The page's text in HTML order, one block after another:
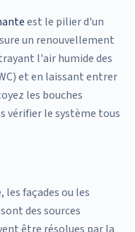
est le pilier d'un
un renouvellement
l'air humide des
et en laissant entrer
les bouches
vérifier le système tous
façades ou les
des sources